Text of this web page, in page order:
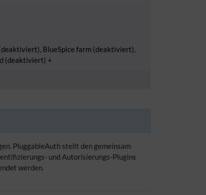
BlueSpice farm (deaktiviert),
(deaktiviert) +
PluggableAuth stellt den gemeinsam
und Autorisierungs-Plugins
werden.